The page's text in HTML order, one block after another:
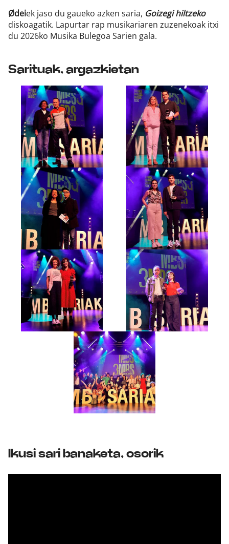
Ødeiek jaso du gaueko azken saria, Goizegi hiltzeko
diskoagatik. Lapurtar rap musikariaren zuzenekoak itxi
du 2026ko Musika Bulegoa Sarien gala.
Sarituak, argazkietan
Ikusi sari banaketa, osorik